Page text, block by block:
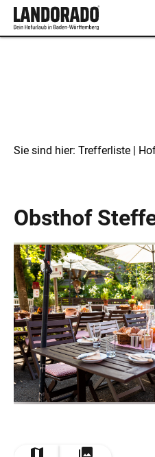
Sie sind hier: Trefferliste |
Obsthof